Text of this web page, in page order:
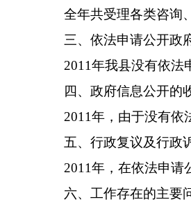
全年共受理各类咨询
三、依法申请公开政
2011年我县没有依法
四、政府信息公开的
2011年，由于没有依
五、行政复议及行政
2011年，在依法申请
六、工作存在的主要